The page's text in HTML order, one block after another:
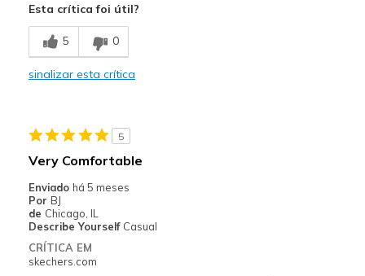
Breathe Well
Comfortable
View On Shoes
Esta crítica foi útil?
5 0
sinalizar esta crítica
5
Very Comfortable
Enviado há 5 meses
Por BJ
de Chicago, IL
Describe Yourself Casual
CRÍTICA EM
skechers.com